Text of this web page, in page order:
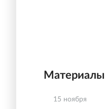
Материалы
15 ноября